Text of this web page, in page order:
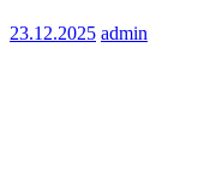
23.12.2025 admin